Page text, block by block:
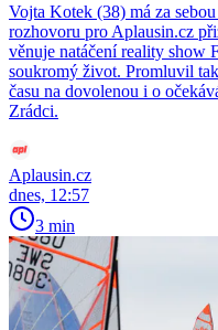
Vojta Kotek (38) má za
rozhovoru pro Aplausin.cz
věnuje natáčení reality show
soukromý život. Promluvil
času na dovolenou i o
Zrádci.
Aplausin.cz
dnes, 12:57
3 min